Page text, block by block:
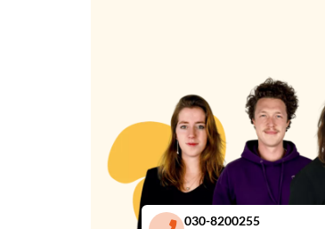
030-8200255